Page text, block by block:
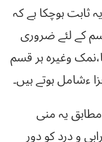
ثابت ہوچکا ہے کہ
کے لئے ضروری
وغیرہ ہر قسم
ءشامل ہوتے ہیں۔
مطابق یہ منی
و درد کو دور